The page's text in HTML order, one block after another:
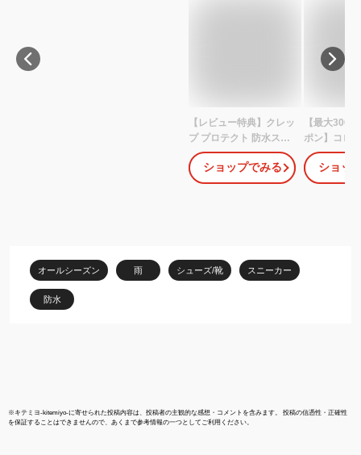
【レビュー特典】クレッ
プ プロテクト 防水スプ
レー 200ml Crep
Protect スニーカー 防水
Spray 靴用 疎水性防水
用
ショップでみる
【最大3000
ポン】コロ
スプレー ア
420ml 【
革 スエード
ショッ
オールシーズン 雨 シューズ/靴 スニーカー
防水
※キテミヨ-kitemiyo-に寄せられた投稿内容は、投稿者の主観的な感想・コメントを含みます。 投稿の信憑性・正確性
を保証することはできませんので、あくまで参考情報の一つとしてご利用ください。